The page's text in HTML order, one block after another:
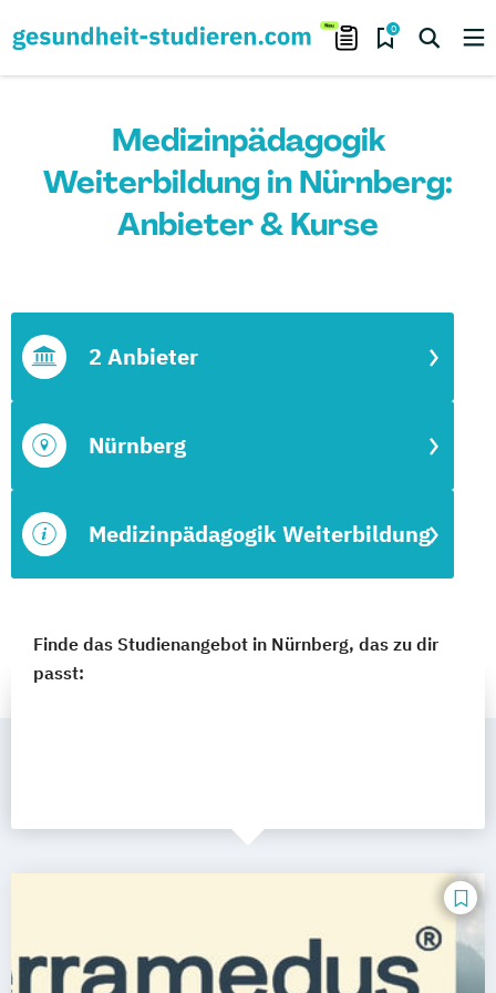
0
Medizinpädagogik
Weiterbildung in Nürnberg:
Anbieter & Kurse
Medizinpädagogik Weiterbildung
Nürnberg
2 Anbieter
Finde das Studienangebot in Nürnberg, das zu dir
passt: